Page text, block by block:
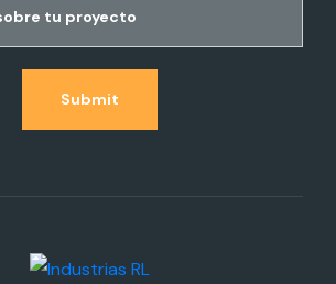
Submit